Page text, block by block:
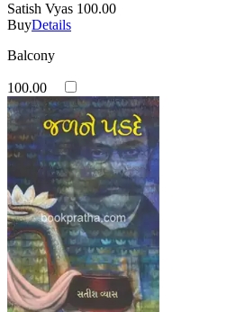
Satish Vyas 100.00
BuyDetails
Balcony
100.00